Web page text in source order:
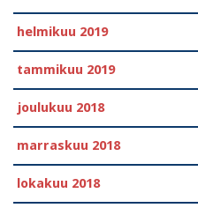
helmikuu 2019
tammikuu 2019
joulukuu 2018
marraskuu 2018
lokakuu 2018